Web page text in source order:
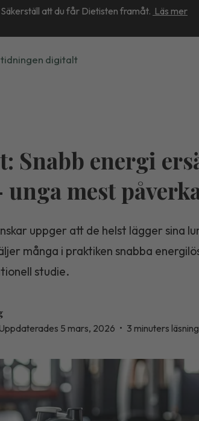
att du får Dietisten framåt. Läs mer
tidningen digitalt
Snabb energi
mest
uppger att de helst lägger sina
många i praktiken snabba
studie.
5 mars, 2026 • 3 minuters läsning